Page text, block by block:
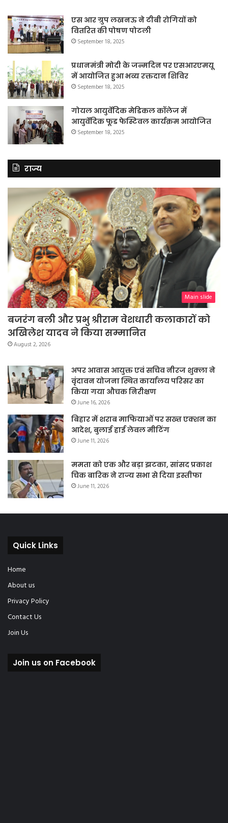
एस आर ग्रुप लखनऊ ने टीबी रोगियों को
वितरित की पोषण पोटली
September 18, 2025
प्रधानमंत्री मोदी के जन्मदिन पर एसआरएमयू
में आयोजित हुआ भव्य रक्तदान शिविर
September 18, 2025
गोयल आयुर्वेदिक मेडिकल कॉलेज में
आयुर्वेदिक फूड फेस्टिवल कार्यक्रम आयोजित
September 18, 2025
राज्य
Main slide
बजरंग बली और प्रभु श्रीराम वेशधारी कलाकारों को
अखिलेश यादव ने किया सम्मानित
August 2, 2026
अपर आवास आयुक्त एवं सचिव नीरज शुक्ला ने
वृंदावन योजना स्थित कार्यालय परिसर का
किया गया औचक निरीक्षण
June 16, 2026
बिहार में शराब माफियाओं पर सख्त एक्शन का
आदेश, बुलाई हाई लेवल मीटिंग
June 11, 2026
ममता को एक और बड़ा झटका, सांसद प्रकाश
चिक बारिक ने राज्य सभा से दिया इस्तीफा
June 11, 2026
Quick Links
Home
About us
Privacy Policy
Contact Us
Join Us
Join us on Facebook